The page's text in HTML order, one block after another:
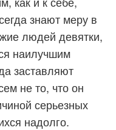
знают меру в
людей девятки,
наилучшим
заставляют
не то, что он
серьезных
надолго.